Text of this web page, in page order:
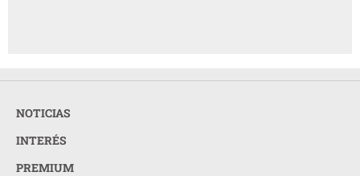
NOTICIAS
INTERÉS
PREMIUM